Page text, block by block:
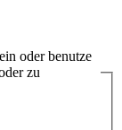
oder benutze
zu